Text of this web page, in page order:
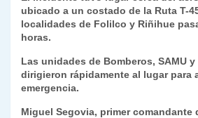
p
o
k
k
n
dl
y
tir
ubicado a un costado de la Ruta T-
localidades de Folilco y Riñihue
horas.
Las unidades de Bomberos, SAMU
dirigieron rápidamente al lugar para
emergencia.
Miguel Segovia, primer comandante